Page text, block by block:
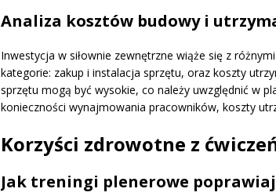
Analiza kosztów budowy i
Inwestycja w siłownie zewnętrzne wiąże się z
kategorie: zakup i instalacja sprzętu, oraz koszty
sprzętu mogą być wysokie, co należy uwzględnić w
konieczności wynajmowania pracowników, koszty
Korzyści zdrowotne z
Jak treningi plenerowe